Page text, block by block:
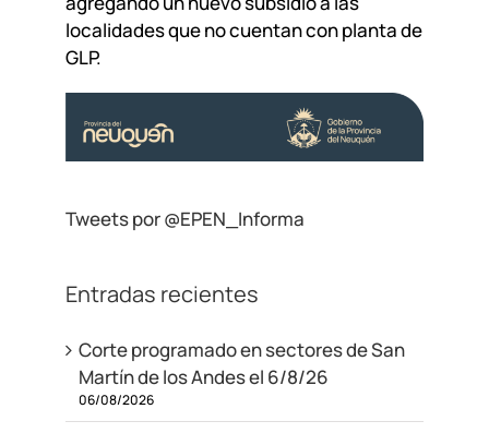
localidades que no cuentan con planta de
GLP.
Tweets por @EPEN_Informa
Entradas recientes
Corte programado en sectores de San
Martín de los Andes el 6/8/26
06/08/2026